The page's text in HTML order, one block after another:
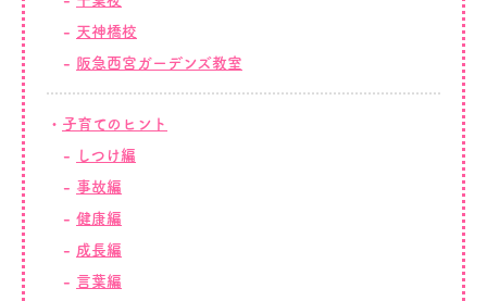
天神橋校
阪急西宮ガーデンズ教室
子育てのヒント
しつけ編
事故編
健康編
成長編
言葉編